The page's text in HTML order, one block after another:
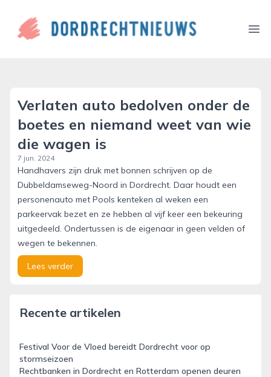
dordrechtnieuws.nl
Verlaten auto bedolven onder de
boetes en niemand weet van wie
die wagen is
7 jun. 2024
Handhavers zijn druk met bonnen schrijven op de
Dubbeldamseweg-Noord in Dordrecht. Daar houdt een
personenauto met Pools kenteken al weken een
parkeervak bezet en ze hebben al vijf keer een bekeuring
uitgedeeld. Ondertussen is de eigenaar in geen velden of
wegen te bekennen.
Lees verder
Recente artikelen
Festival Voor de Vloed bereidt Dordrecht voor op
stormseizoen
Rechtbanken in Dordrecht en Rotterdam openen deuren